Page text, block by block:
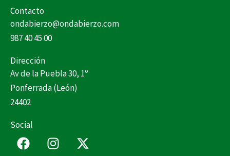
Contacto
ondabierzo@ondabierzo.com
987 40 45 00
Dirección
Av de la Puebla 30, 1º
Ponferrada (León)
24402
Social
F
a
I
n
X
-